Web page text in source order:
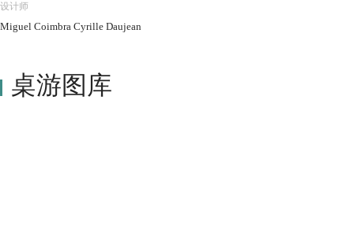
设计师
Miguel Coimbra Cyrille Daujean
桌游图库